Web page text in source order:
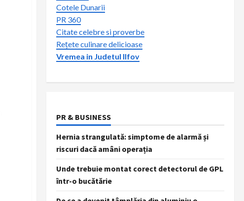
Cotele Dunarii
PR 360
Citate celebre si proverbe
Rețete culinare delicioase
Vremea in Judetul Ilfov
PR & BUSINESS
Hernia strangulată: simptome de alarmă și
riscuri dacă amâni operația
Unde trebuie montat corect detectorul de GPL
într-o bucătărie